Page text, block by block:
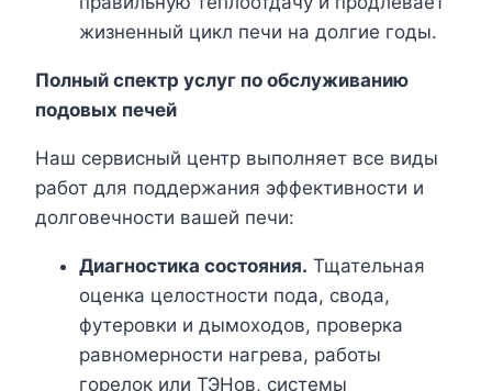
жизненный цикл печи на долгие годы.
Полный спектр услуг по обслуживанию
подовых печей
Наш сервисный центр выполняет все виды
работ для поддержания эффективности и
долговечности вашей печи:
Диагностика состояния. Тщательная
оценка целостности пода, свода,
футеровки и дымоходов, проверка
равномерности нагрева, работы
горелок или ТЭНов, системы